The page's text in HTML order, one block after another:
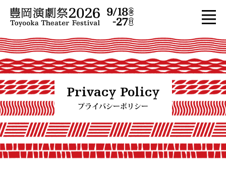
Privacy Policy
プライバシーポリシー